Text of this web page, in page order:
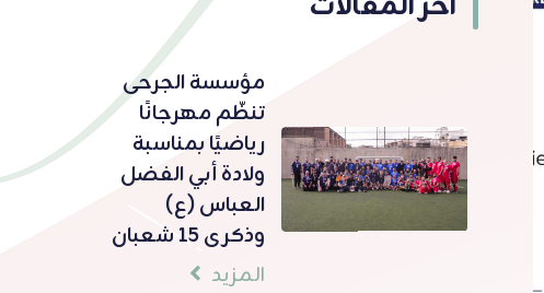
مؤسسة الجرحى
تنظّم مهرجانًا
رياضيًا بمناسبة
ولادة أبي الفضل
العباس (ع)
وذكرى 15 شعبان
المزيد